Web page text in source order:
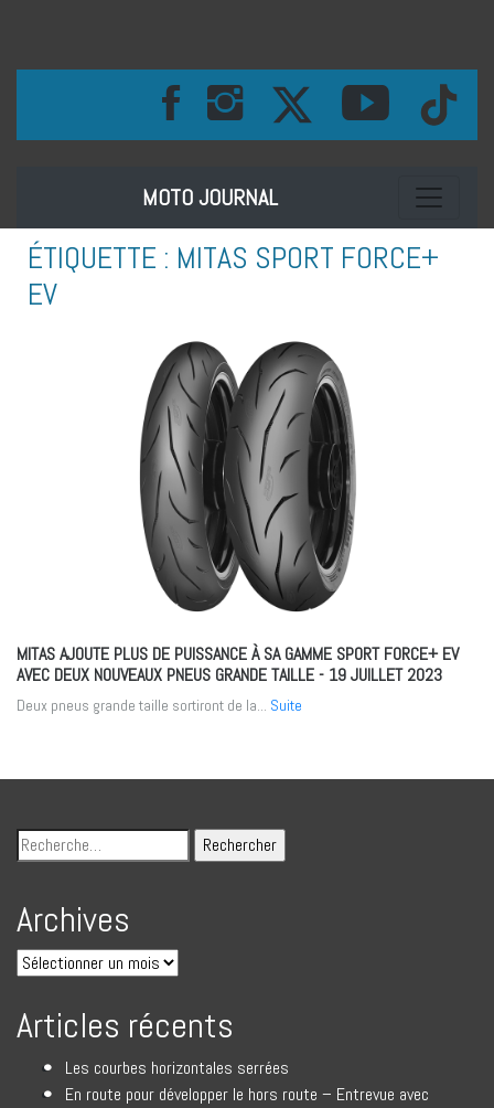
MOTO JOURNAL Toggle
ÉTIQUETTE : MITAS SPORT FORCE+
EV
MITAS AJOUTE PLUS DE PUISSANCE À SA GAMME SPORT FORCE+ EV
AVEC DEUX NOUVEAUX PNEUS GRANDE TAILLE- 19 JUILLET 2023
Deux pneus grande taille sortiront de la... Suite
Archives
Articles récents
Les courbes horizontales serrées
En route pour développer le hors route – Entrevue avec